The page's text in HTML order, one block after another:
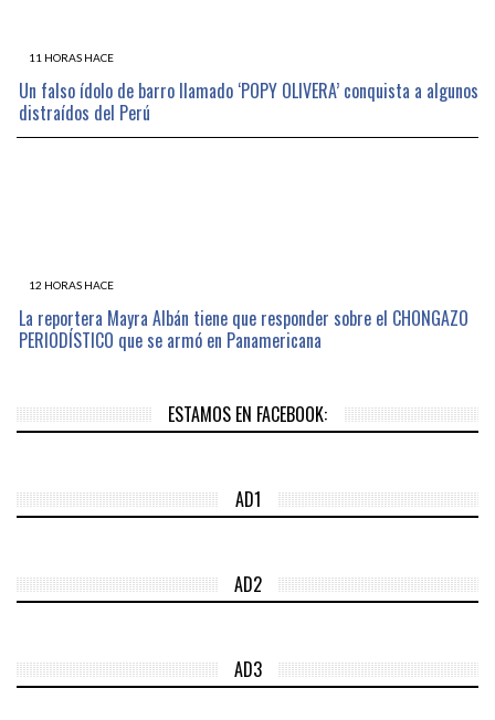
11 HORAS HACE
Un falso ídolo de barro llamado ‘POPY OLIVERA’ conquista a algunos
distraídos del Perú
12 HORAS HACE
La reportera Mayra Albán tiene que responder sobre el CHONGAZO
PERIODÍSTICO que se armó en Panamericana
ESTAMOS EN FACEBOOK:
AD1
AD2
AD3